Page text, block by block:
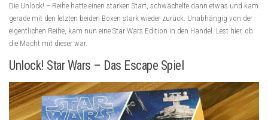
Die Unlock! – Reihe hatte einen starken Start, schwächelte dann etwas und kam
gerade mit den letzten beiden Boxen stark wieder zurück. Unabhängig von der
eigentlichen Reihe, kam nun eine Star Wars Edition in den Handel. Lest hier, ob
die Macht mit dieser war.
Unlock! Star Wars – Das Escape Spiel